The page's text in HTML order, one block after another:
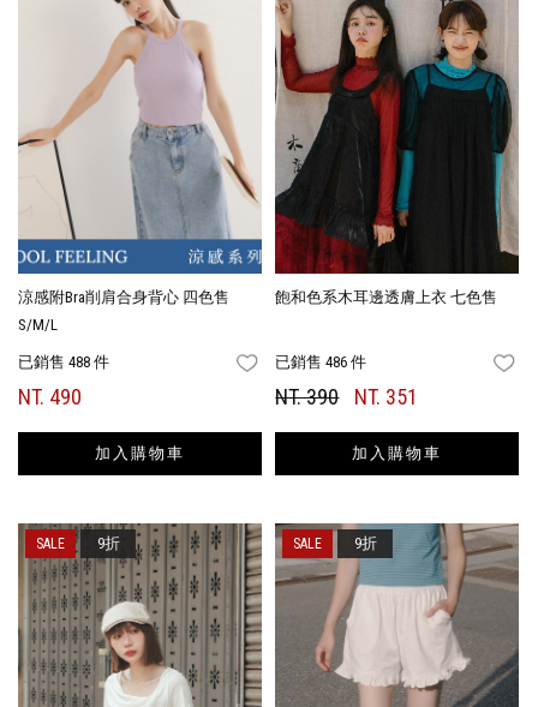
涼感附Bra削肩合身背心 四色售
S/M/L
已銷售 488 件 FAVORITES
NT. 490
加入購物車
飽和色系木耳邊透膚上衣 七色售
已銷售 486 件
NT. 390 NT. 351
加入購物車
9折 9折